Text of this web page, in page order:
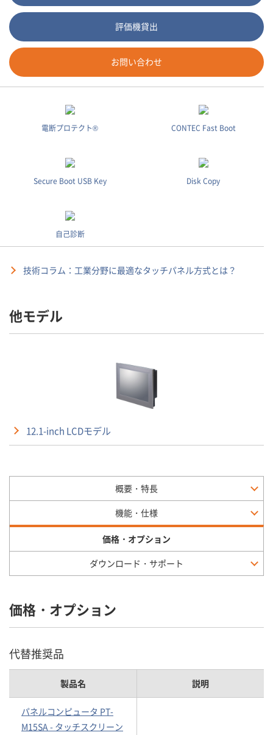
評価機貸出
お問い合わせ
電断プロテクト® CONTEC Fast Boot
Secure Boot USB Key Disk Copy
自己診断
技術コラム：工業分野に最適なタッチパネル方式とは？
他モデル
12.1-inch LCDモデル
概要・特長
機能・仕様
価格・オプション
ダウンロード・サポート
価格・オプション
代替推奨品
製品名 説明
パネルコンピュータ PT-
M15SA - タッチスクリーン